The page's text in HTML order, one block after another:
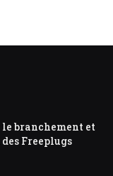
le branchement et
Freeplugs